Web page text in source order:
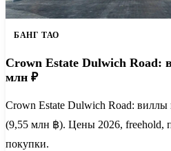
БАНГ ТАО
Crown Estate Dulwich Road:
млн ₽
Crown Estate Dulwich Road:
(9,55 млн ฿). Цены 2026, freehold,
покупки.